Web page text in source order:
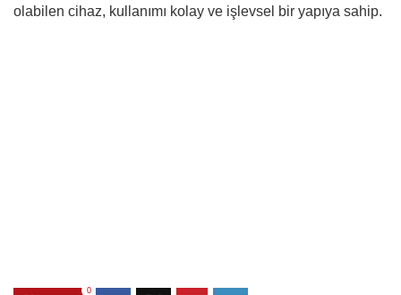
olabilen cihaz, kullanımı kolay ve işlevsel bir yapıya sahip.
0